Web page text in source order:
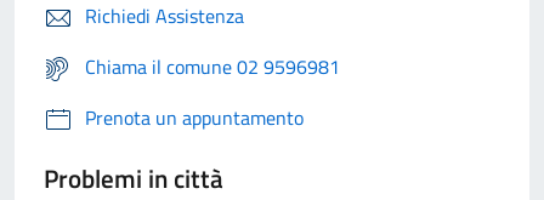
Richiedi Assistenza
Chiama il comune 02 9596981
Prenota un appuntamento
Problemi in città